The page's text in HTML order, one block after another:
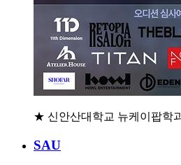
★ 신안산대학교 뉴케이팝학
SAU